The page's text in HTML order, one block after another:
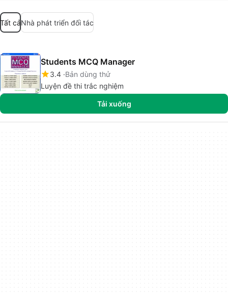
Tất cảNhà phát triển đối tác
Students MCQ Manager
3.4 Bản dùng thử
Luyện đề thi trắc nghiệm
Tải xuống